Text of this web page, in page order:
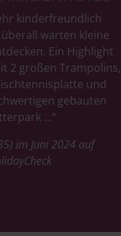
kinderfreundlich
warten kleine
Ein Highlight
2 großen Trampolins,
und
gebauten
…“
im Juni 2024 auf